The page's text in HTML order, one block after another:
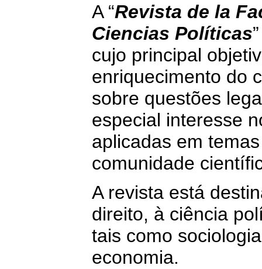
A “Revista de la
Ciencias Políticas
cujo principal
enriquecimento do
sobre questões
especial interesse
aplicadas em
comunidade
A revista está
direito, à ciência
tais como
economia.